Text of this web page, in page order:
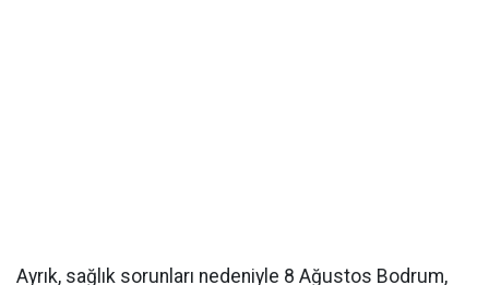
Ayrık, sağlık sorunları nedeniyle 8 Ağustos Bodrum,